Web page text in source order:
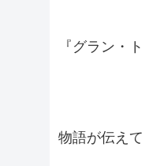
『グラン・
物語が伝えて